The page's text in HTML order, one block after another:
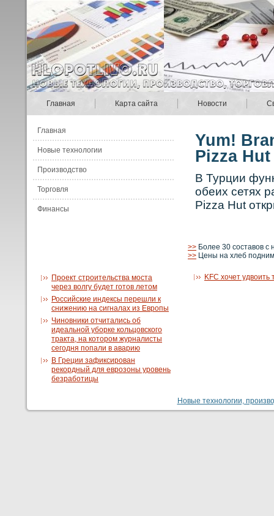
Главная Карта сайта Новости
Главная
Новые технологии
Производство
Торговля
Финансы
Проект строительства моста
через волгу будет готов летом
Российские индексы перешли к
снижению на сигналах из Европы
Чиновники отчитались об
идеальной уборке кольцовского
тракта, на котором журналисты
сегодня попали в аварию
В Греции зафиксирован
рекордный для еврозоны уровень
безработицы
Yum!
Pizza
В Турции
обеих сетях
Pizza Hut
>> Более 30 составов
>> Цены на хлеб
KFC хочет
Новые технологии,